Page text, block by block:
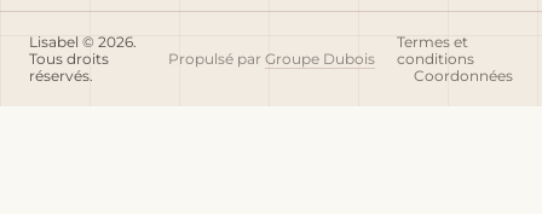
Lisabel © 2026.
Tous droits
réservés.
Propulsé par Groupe Dubois
Termes et
conditions
Coordonnées